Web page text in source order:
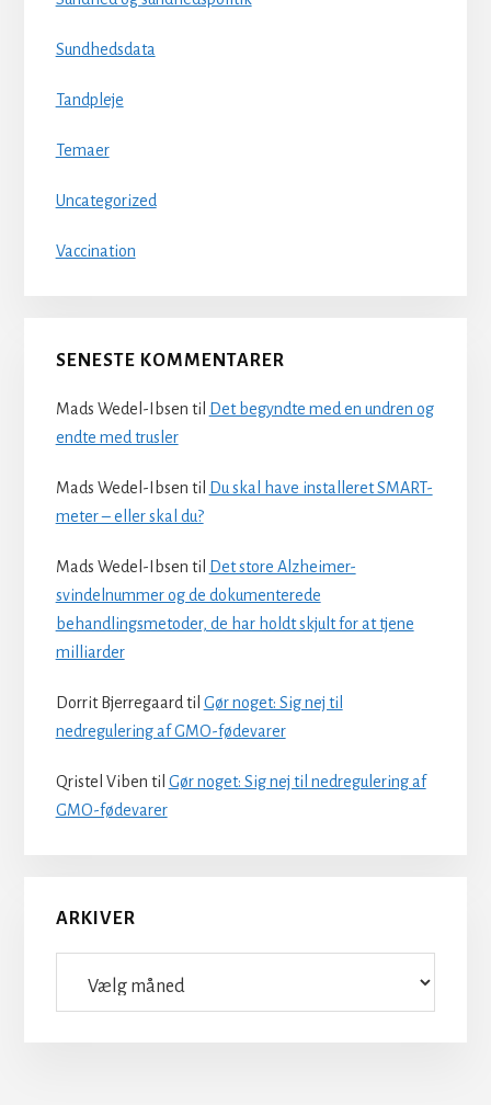
Sundhedsdata
Tandpleje
Temaer
Uncategorized
Vaccination
SENESTE KOMMENTARER
Mads Wedel-Ibsen til Det begyndte med en undren og
endte med trusler
Mads Wedel-Ibsen til Du skal have installeret SMART-
meter – eller skal du?
Mads Wedel-Ibsen til Det store Alzheimer-
svindelnummer og de dokumenterede
behandlingsmetoder, de har holdt skjult for at tjene
milliarder
Dorrit Bjerregaard til Gør noget: Sig nej til
nedregulering af GMO-fødevarer
Qristel Viben til Gør noget: Sig nej til nedregulering af
GMO-fødevarer
ARKIVER